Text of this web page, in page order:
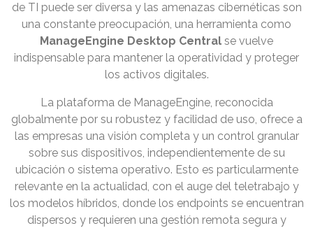
de TI puede ser diversa y las amenazas cibernéticas son
una constante preocupación, una herramienta como
ManageEngine Desktop Central se vuelve
indispensable para mantener la operatividad y proteger
los activos digitales.
La plataforma de ManageEngine, reconocida
globalmente por su robustez y facilidad de uso, ofrece a
las empresas una visión completa y un control granular
sobre sus dispositivos, independientemente de su
ubicación o sistema operativo. Esto es particularmente
relevante en la actualidad, con el auge del teletrabajo y
los modelos híbridos, donde los endpoints se encuentran
dispersos y requieren una gestión remota segura y